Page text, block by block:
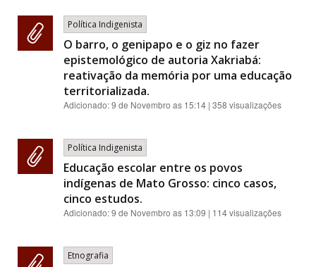
Política Indigenista
O barro, o genipapo e o giz no fazer
epistemológico de autoria Xakriabá:
reativação da memória por uma educação
territorializada.
Adicionado:9 de Novembro as 15:14 | 358 visualizações
Política Indigenista
Educação escolar entre os povos
indígenas de Mato Grosso: cinco casos,
cinco estudos.
Adicionado:9 de Novembro as 13:09 | 114 visualizações
Etnografia